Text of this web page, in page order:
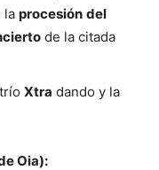
la procesión del
de la citada
Xtra dando y la
Oia):